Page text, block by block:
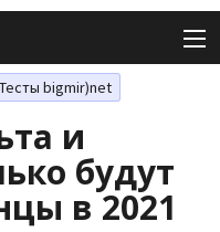
Тесты bigmir)net
и
будут
в 2021